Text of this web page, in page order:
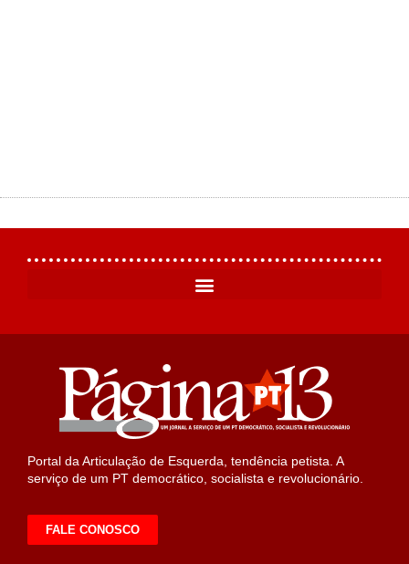
Portal da Articulação de Esquerda, tendência petista. A
serviço de um PT democrático, socialista e revolucionário.
FALE CONOSCO